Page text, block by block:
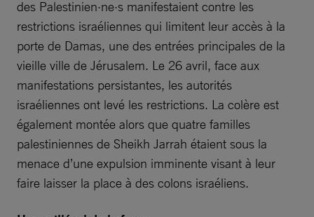
des Palestinien·ne·s manifestaient contre les
restrictions israéliennes qui limitent leur accès à la
porte de Damas, une des entrées principales de la
vieille ville de Jérusalem. Le 26 avril, face aux
manifestations persistantes, les autorités
israéliennes ont levé les restrictions. La colère est
également montée alors que quatre familles
palestiniennes de Sheikh Jarrah étaient sous la
menace d’une expulsion imminente visant à leur
faire laisser la place à des colons israéliens.